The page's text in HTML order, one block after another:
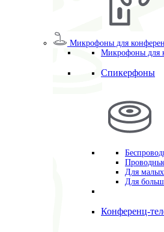
Микрофоны для
Микрофоны для
Спикерфоны
Для
Для
Конференц-